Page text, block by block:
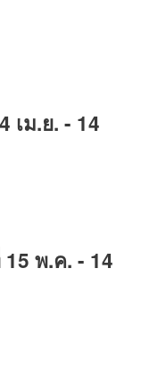
เม.ย. - 14
พ.ค. - 14